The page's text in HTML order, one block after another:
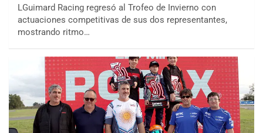
LGuimard Racing regresó al Trofeo de Invierno con
actuaciones competitivas de sus dos representantes,
mostrando ritmo…